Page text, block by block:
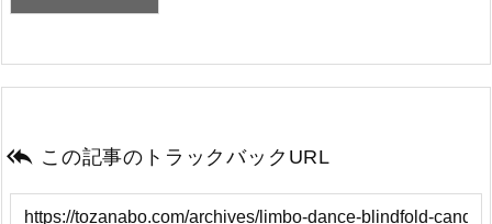
 この記事のトラックバックURL